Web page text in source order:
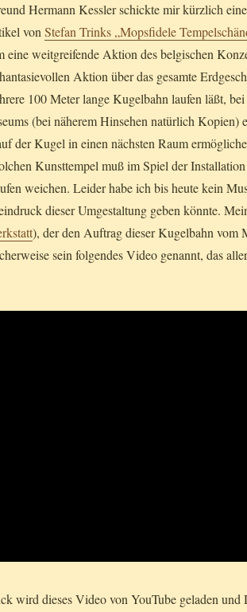
Hermann Kessler schickte mir kürzlich
von Stefan Trinks „Mopsfidele
eine weitgreifende Aktion des belgischen
Aktion über das gesamte
100 Meter lange Kugelbahn laufen läßt,
(bei näherem Hinsehen natürlich Kopien)
der Kugel in einen nächsten Raum
Kunsttempel muß im Spiel der
weichen. Leider habe ich bis heute kein
dieser Umgestaltung geben könnte.
), der den Auftrag dieser Kugelbahn vom
sein folgendes Video genannt, das
wird dieses Video von YouTube geladen und